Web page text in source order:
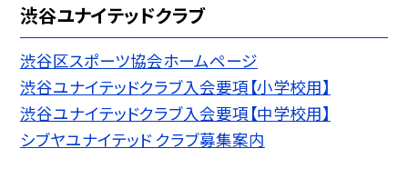
渋谷ユナイテッドクラブ
渋谷区スポーツ協会ホームページ
渋谷ユナイテッドクラブ入会要項【小学校用】
渋谷ユナイテッドクラブ入会要項【中学校用】
シブヤユナイテッド クラブ募集案内